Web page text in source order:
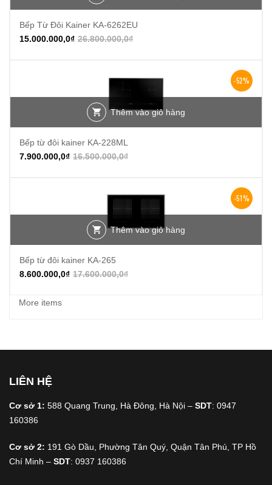
Bếp Từ Đôi Kainer KA-6262EU
26.800.000,0₫
15.000.000,0₫
-52%
Thêm vào giỏ hàng
Bếp từ đôi kainer KA-228ML
16.500.000,0₫
7.900.000,0₫
-51%
Thêm vào giỏ hàng
Bếp từ đôi kainer KA-265
17.600.000,0₫
8.600.000,0₫
More items
LIÊN HỆ
Cơ sở 1: 588 Quang Trung, Hà Đông, Hà Nội – SDT: 0947
160386
Cơ sở 2: 191 Gò Dầu, Phường Tân Quý, Quận Tân Phú, TP Hồ
Chí Minh – SDT: 0937 160386